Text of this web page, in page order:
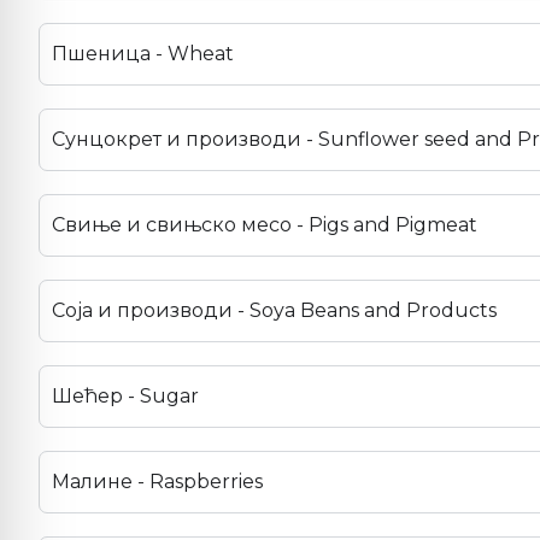
Пшеница - Wheat
Сунцокрет и производи - Sunflower seed and
Свиње и свињско месо - Pigs and Pigmeat
Соја и производи - Soya Beans and Products
Шећер - Sugar
Малине - Raspberries